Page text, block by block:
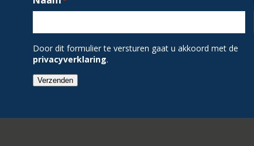
Door dit formulier te versturen gaat u akkoord met de
privacyverklaring.
Verzenden